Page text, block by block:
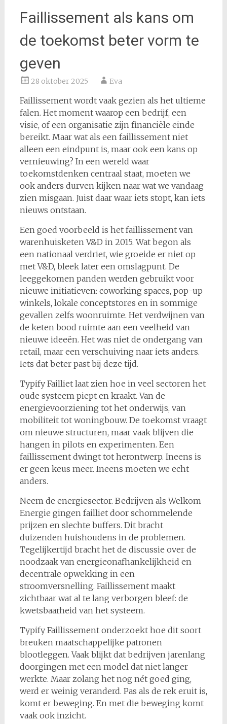
Faillissement als kans om
de toekomst beter vorm te
geven
28 oktober 2025 Eva
Faillissement wordt vaak gezien als het ultieme
falen. Het moment waarop een bedrijf, een
visie, of een organisatie zijn financiële einde
bereikt. Maar wat als een faillissement niet
alleen een eindpunt is, maar ook een kans op
vernieuwing? In een wereld waar
toekomstdenken centraal staat, moeten we
ook anders durven kijken naar wat we vandaag
zien misgaan. Juist daar waar iets stopt, kan iets
nieuws ontstaan.
Een goed voorbeeld is het faillissement van
warenhuisketen V&D in 2015. Wat begon als
een nationaal verdriet, wie groeide er niet op
met V&D, bleek later een omslagpunt. De
leeggekomen panden werden gebruikt voor
nieuwe initiatieven: coworking spaces, pop-up
winkels, lokale conceptstores en in sommige
gevallen zelfs woonruimte. Het verdwijnen van
de keten bood ruimte aan een veelheid van
nieuwe ideeën. Het was niet de ondergang van
retail, maar een verschuiving naar iets anders.
Iets dat beter past bij deze tijd.
Typify Failliet laat zien hoe in veel sectoren het
oude systeem piept en kraakt. Van de
energievoorziening tot het onderwijs, van
mobiliteit tot woningbouw. De toekomst vraagt
om nieuwe structuren, maar vaak blijven die
hangen in pilots en experimenten. Een
faillissement dwingt tot herontwerp. Ineens is
er geen keus meer. Ineens moeten we echt
anders.
Neem de energiesector. Bedrijven als Welkom
Energie gingen failliet door schommelende
prijzen en slechte buffers. Dit bracht
duizenden huishoudens in de problemen.
Tegelijkertijd bracht het de discussie over de
noodzaak van energieonafhankelijkheid en
decentrale opwekking in een
stroomversnelling. Faillissement maakt
zichtbaar wat al te lang verborgen bleef: de
kwetsbaarheid van het systeem.
Typify Faillissement onderzoekt hoe dit soort
breuken maatschappelijke patronen
blootleggen. Vaak blijkt dat bedrijven jarenlang
doorgingen met een model dat niet langer
werkte. Maar zolang het nog nét goed ging,
werd er weinig veranderd. Pas als de rek eruit is,
komt er beweging. En met die beweging komt
vaak ook inzicht.